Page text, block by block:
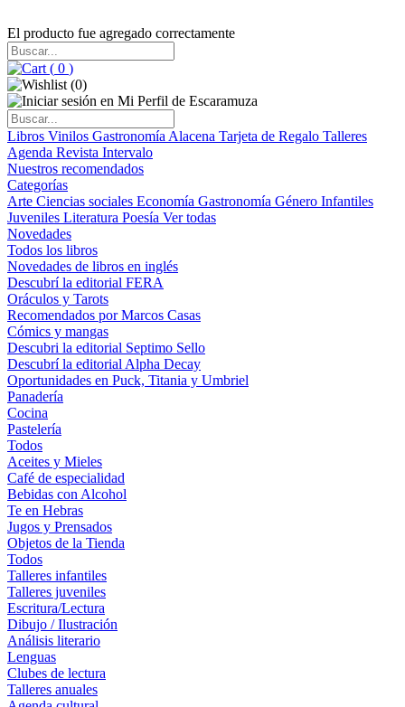
El producto fue agregado correctamente
( 0 )
(0)
Libros Vinilos Gastronomía Alacena Tarjeta de Regalo Talleres
Agenda Revista Intervalo
Nuestros recomendados
Categorías
Arte Ciencias sociales Economía Gastronomía Género Infantiles
Juveniles Literatura Poesía Ver todas
Novedades
Todos los libros
Novedades de libros en inglés
Descubrí la editorial FERA
Oráculos y Tarots
Recomendados por Marcos Casas
Cómics y mangas
Descubri la editorial Septimo Sello
Descubrí la editorial Alpha Decay
Oportunidades en Puck, Titania y Umbriel
Panadería
Cocina
Pastelería
Todos
Aceites y Mieles
Café de especialidad
Bebidas con Alcohol
Te en Hebras
Jugos y Prensados
Objetos de la Tienda
Todos
Talleres infantiles
Talleres juveniles
Escritura/Lectura
Dibujo / Ilustración
Análisis literario
Lenguas
Clubes de lectura
Talleres anuales